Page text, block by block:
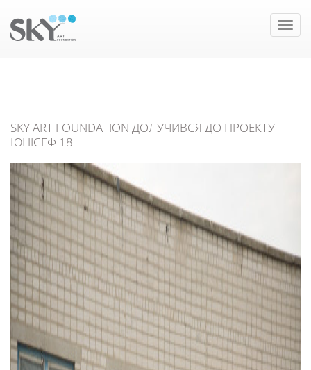
Toggle
SKY ART FOUNDATION ДОЛУЧИВСЯ ДО ПРОЕКТУ
ЮНІСЕФ 18